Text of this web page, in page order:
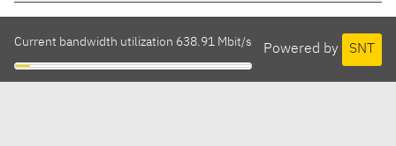
Powered by SNT
Current bandwidth utilization 638.91 Mbit/s